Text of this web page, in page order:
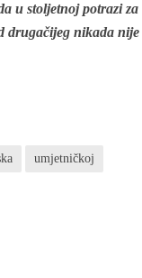
u stoljetnoj potrazi za
drugačijeg nikada nije
umjetničkoj